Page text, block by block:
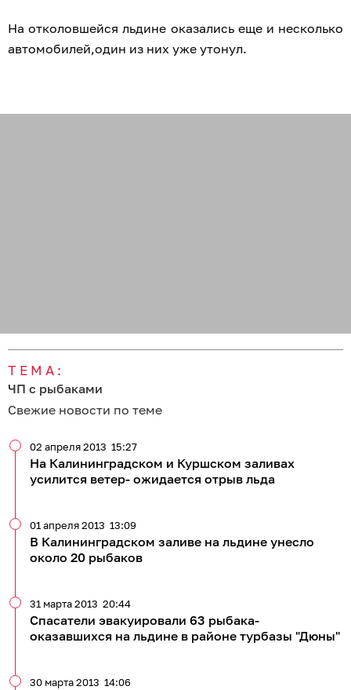
На отколовшейся льдине оказались еще и несколько
автомобилей,один из них уже утонул.
ТЕМА:
ЧП с рыбаками
Свежие новости по теме
На Калининградском и Куршском заливах
усилится ветер- ожидается отрыв льда
02 апреля 2013 15:27
В Калининградском заливе на льдине унесло
около 20 рыбаков
01 апреля 2013 13:09
Спасатели эвакуировали 63 рыбака-
оказавшихся на льдине в районе турбазы "Дюны"
31 марта 2013 20:44
30 марта 2013 14:06